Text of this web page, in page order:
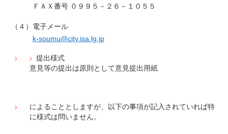
ＦＡＸ番号 ０９９５－２６－１０５５
（４）電子メール
k-soumu@city.isa.lg.jp
提出様式
意見等の提出は原則として意見提出用紙
によることとしますが、以下の事項が記入されていれば特
に様式は問いません。